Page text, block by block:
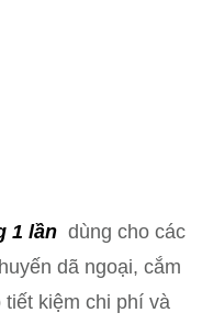
1 lần dùng cho các
dã ngoại, cắm
kiệm chi phí và